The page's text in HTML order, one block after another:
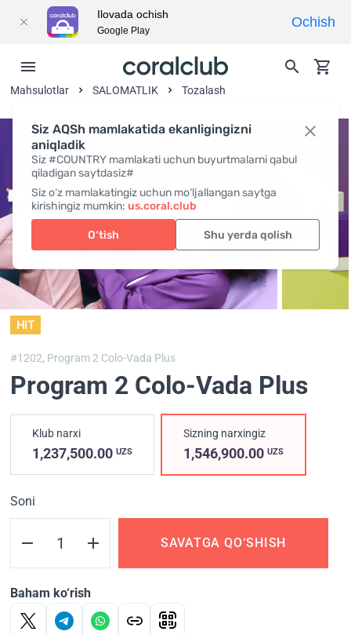
Siz AQSh mamlakatida ekanligingizni
aniqladik
Siz #COUNTRY mamlakati uchun buyurtmalarni qabul
qiladigan saytdasiz#
Siz o‘z mamlakatingiz uchun mo‘ljallangan saytga
kirishingiz mumkin: us.coral.club
O‘tish Shu yerda qolish
Mahsulotlar SALOMATLIK Tozalash
HIT
#1202, Program 2 Colo-Vada Plus
Program 2 Colo-Vada Plus
Klub narxi
1,237,500.00 UZS
Sizning narxingiz
1,546,900.00UZS
Soni
SAVATGA QO‘SHISH
Baham ko‘rish
Ilovada ochish
Google Play
Ochish